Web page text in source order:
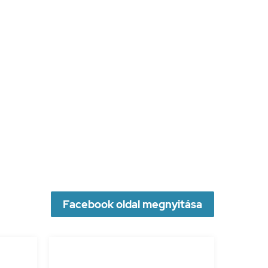
Facebook oldal megnyitása